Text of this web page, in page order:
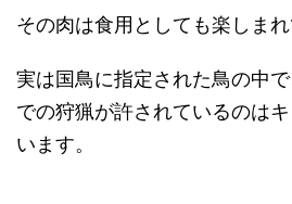
その肉は食用としても楽しまれ
実は国鳥に指定された鳥の中
での狩猟が許されているのは
います。